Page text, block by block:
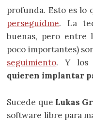
profunda. Esto es lo
perseguidme. La
buenas, pero entre
poco importantes)
seguimiento. Y los
quieren implantar
Sucede que Lukas
software libre para